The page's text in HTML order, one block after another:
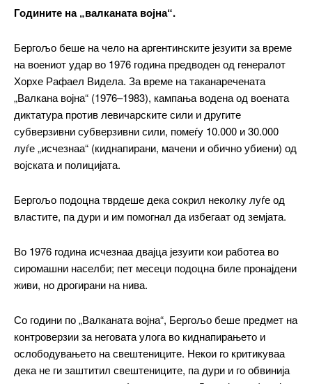
━ pricing plans
Free
бесплатно / forever
Годините на „валканата војна“.
Бергољо беше на чело на аргентинските језуити за време
на воениот удар во 1976 година предводен од генералот
Хорхе Рафаел Видела. За време на таканаречената
„Валкана војна“ (1976–1983), кампања водена од воената
диктатура против левичарските сили и другите
субверзивни субверзивни сили, помеѓу 10.000 и 30.000
луѓе „исчезнаа“ (киднапирани, мачени и обично убиени) од
војската и полицијата.
Бергољо подоцна тврдеше дека сокрил неколку луѓе од
властите, па дури и им помогнал да избегаат од земјата.
Во 1976 година исчезнаа двајца језуити кои работеа во
сиромашни населби; пет месеци подоцна биле пронајдени
живи, но дрогирани на нива.
Со години по „Валканата војна“, Бергољо беше предмет на
контроверзии за неговата улога во киднапирањето и
ослободувањето на свештениците. Некои го критикуваа
дека не ги заштитил свештениците, па дури и го обвинија